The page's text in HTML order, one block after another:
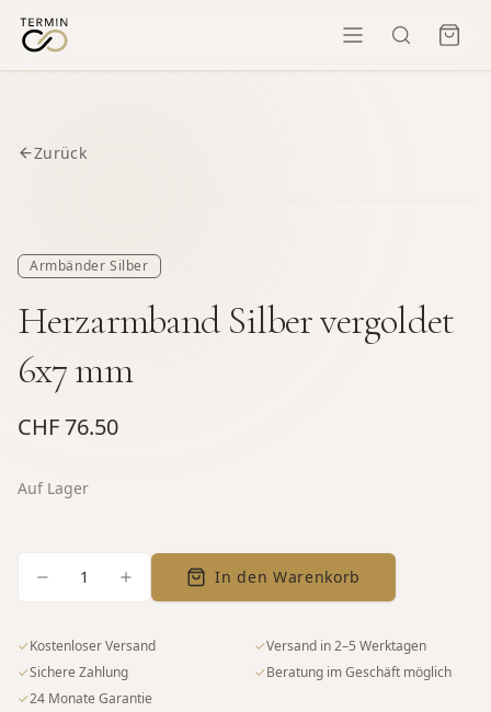
Zurück
Armbänder Silber
Herzarmband Silber vergoldet
6x7 mm
CHF 76.50
Auf Lager
1 In den Warenkorb
✓Kostenloser Versand ✓Versand in 2–5 Werktagen
✓Sichere Zahlung ✓Beratung im Geschäft möglich
✓24 Monate Garantie